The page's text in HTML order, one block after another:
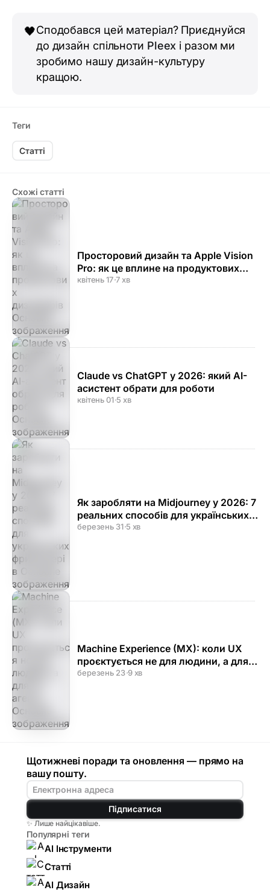
🖤Сподобався цей матеріал? Приєднуйся
до дизайн спільноти Pleex і разом ми
зробимо нашу дизайн-культуру
кращою.
Теги
Статті
Схожі статті
Просторовий дизайн та Apple Vision
Pro: як це вплине на продуктових
дизайнерів
квітень 17·7 хв
Claude vs ChatGPT у 2026: який AI-
асистент обрати для роботи
квітень 01·5 хв
Як заробляти на Midjourney у 2026: 7
реальних способів для українських
фрилансерів
березень 31·5 хв
Machine Experience (MX): коли UX
проєктується не для людини, а для
AI-агента
березень 23·9 хв
Щотижневі поради та оновлення — прямо на
вашу пошту.
Підписатися
✨ Лише найцікавіше.
Популярні теги
AI Інструменти
Статті
AI Дизайн